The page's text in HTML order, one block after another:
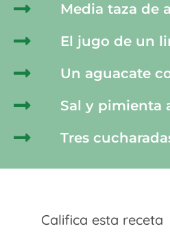
Media taza de
El jugo de un
Un aguacate
Sal y pimienta
Tres
Califica esta receta